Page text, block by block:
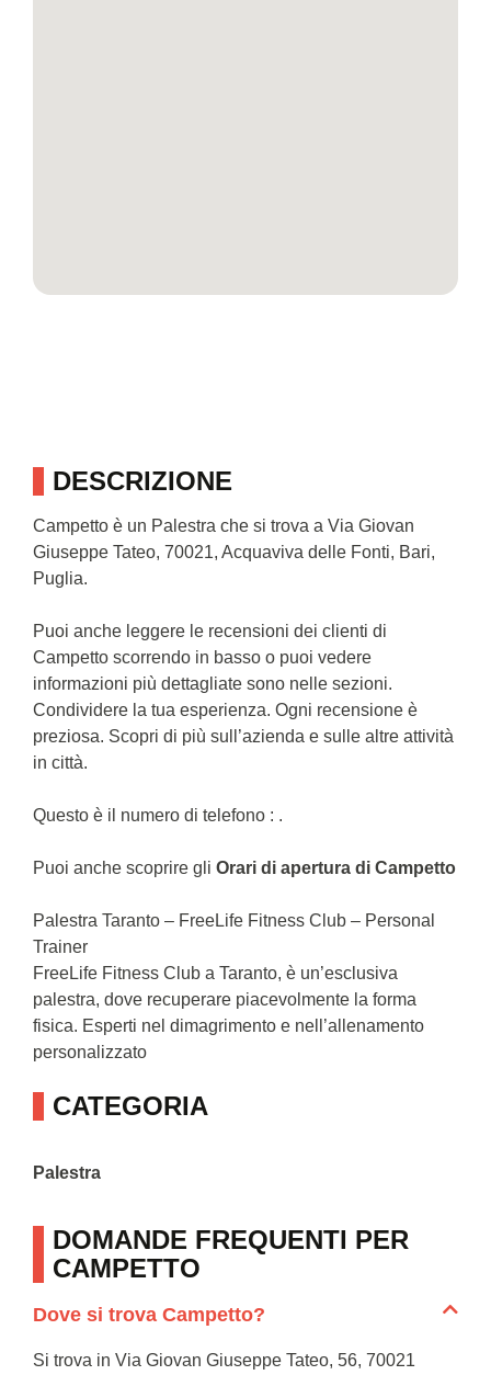
DESCRIZIONE
Campetto è un Palestra che si trova a Via Giovan
Giuseppe Tateo, 70021, Acquaviva delle Fonti, Bari,
Puglia.
Puoi anche leggere le recensioni dei clienti di
Campetto scorrendo in basso o puoi vedere
informazioni più dettagliate sono nelle sezioni.
Condividere la tua esperienza. Ogni recensione è
preziosa. Scopri di più sull’azienda e sulle altre attività
in città.
Questo è il numero di telefono : .
Puoi anche scoprire gli Orari di apertura di Campetto
Palestra Taranto – FreeLife Fitness Club – Personal
Trainer
FreeLife Fitness Club a Taranto, è un’esclusiva
palestra, dove recuperare piacevolmente la forma
fisica. Esperti nel dimagrimento e nell’allenamento
personalizzato
CATEGORIA
Palestra
DOMANDE FREQUENTI PER
CAMPETTO
Dove si trova Campetto?
Si trova in Via Giovan Giuseppe Tateo, 56, 70021